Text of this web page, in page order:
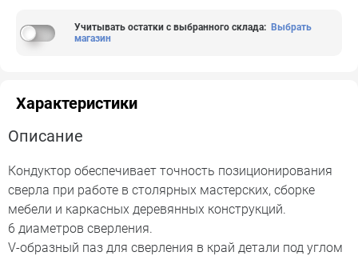
Учитывать остатки с выбранного склада: Выбрать
магазин
Характеристики
Описание
Кондуктор обеспечивает точность позиционирования
сверла при работе в столярных мастерских, сборке
мебели и каркасных деревянных конструкций.
6 диаметров сверления.
V-образный паз для сверления в край детали под углом